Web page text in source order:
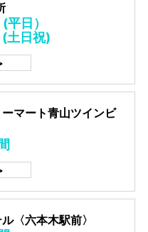
日）
日祝)
マート青山ツインビ
〈六本木駅前〉